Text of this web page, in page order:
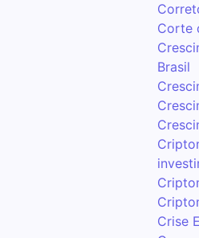
Corte
Brasil
Crise